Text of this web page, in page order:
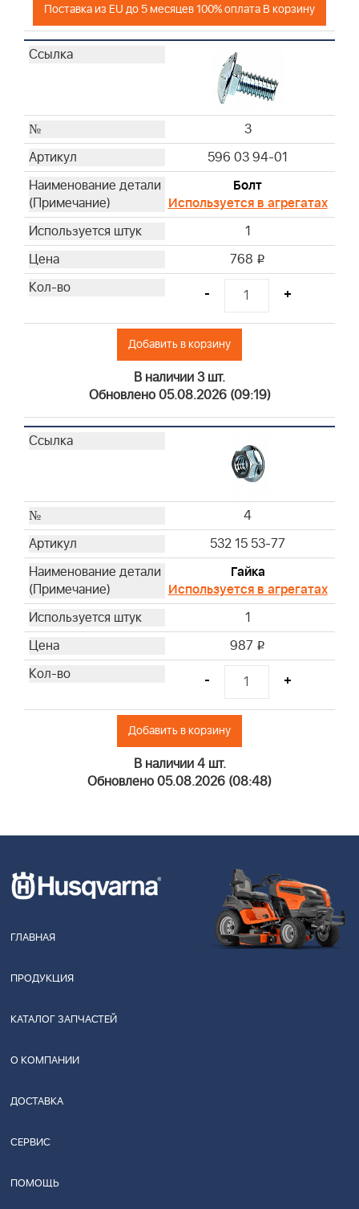
Поставка из EU до 5 месяцев 100% оплата В корзину
3
596 03 94-01
Болт
Используется в агрегатах
1
768 i
- +
Добавить в корзину
В наличии 3 шт.
Обновлено 05.08.2026 (09:19)
4
532 15 53-77
Гайка
Используется в агрегатах
1
987 i
- +
Добавить в корзину
В наличии 4 шт.
Обновлено 05.08.2026 (08:48)
ГЛАВНАЯ
ПРОДУКЦИЯ
КАТАЛОГ ЗАПЧАСТЕЙ
О КОМПАНИИ
ДОСТАВКА
СЕРВИС
ПОМОЩЬ